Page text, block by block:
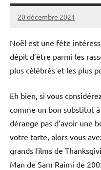
20 décembre 2021
admin3621
Aucun
Noël est une fête
dépit d’être parmi les
plus célébrés et les plus
Eh bien, si vous
comme un bon substitut
dérange pas d’avoir une
votre tarte, alors vous
grands films de
Man de Sam Raimi de